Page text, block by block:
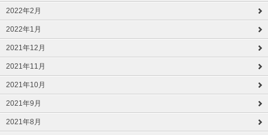
2022年2月
2022年1月
2021年12月
2021年11月
2021年10月
2021年9月
2021年8月